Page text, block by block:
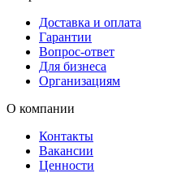
Доставка и оплата
Гарантии
Вопрос-ответ
Для бизнеса
Организациям
О компании
Контакты
Вакансии
Ценности